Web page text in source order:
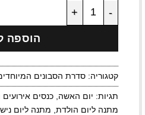
כמות של סבון קפה בניחוח
הוספה
קטגוריה: סדרת הסבונים
תגיות: יום האשה כנסים אירועים
מתנה ליום הולדת מתנה ליום